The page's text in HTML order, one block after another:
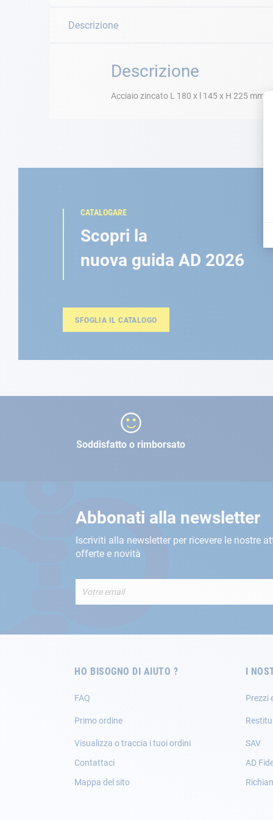
Descrizione
Descrizione
Acciaio zincato L 180 x l 145 x H 225 mm,
CATALOGARE
Scopri la
nuova guida AD 2026
SFOGLIA IL CATALOGO
Soddisfatto o rimborsato
Abbonati alla newsletter
Iscriviti alla newsletter per ricevere le nostre
offerte e novità
alla
HO BISOGNO DI AIUTO ?
FAQ
Primo ordine
Visualizza o traccia i tuoi ordini
Contattaci
Mappa del sito
I
Prezzi
SAV
AD